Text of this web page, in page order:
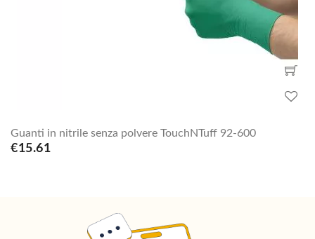
Guanti in nitrile senza polvere TouchNTuff 92-600
€15.61